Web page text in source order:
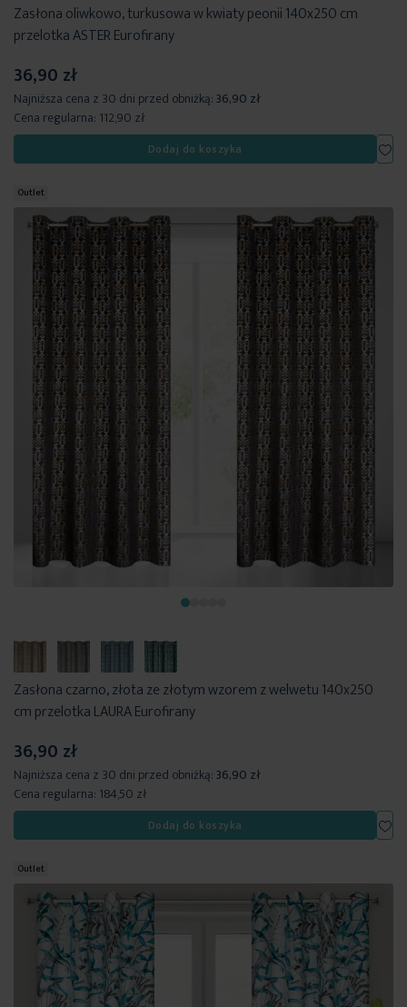
Zasłona oliwkowo, turkusowa w kwiaty peonii 140x250 cm
przelotka ASTER Eurofirany
36,90 zł
Najniższa cena z 30 dni przed obniżką:36,90 zł
Cena regularna: 112,90 zł
Dodaj do koszyka
Outlet
Zasłona czarno, złota ze złotym wzorem z welwetu 140x250
cm przelotka LAURA Eurofirany
36,90 zł
Najniższa cena z 30 dni przed obniżką:36,90 zł
Cena regularna: 184,50 zł
Dodaj do koszyka
Outlet